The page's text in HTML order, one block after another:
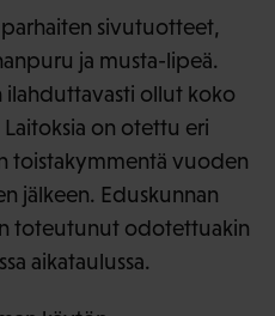
sivutuotteet,
ja musta-lipeä.
ilahduttavasti ollut koko
Laitoksia on otettu eri
toistakymmentä vuoden
jälkeen. Eduskunnan
toteutunut odotettuakin
aikataulussa.